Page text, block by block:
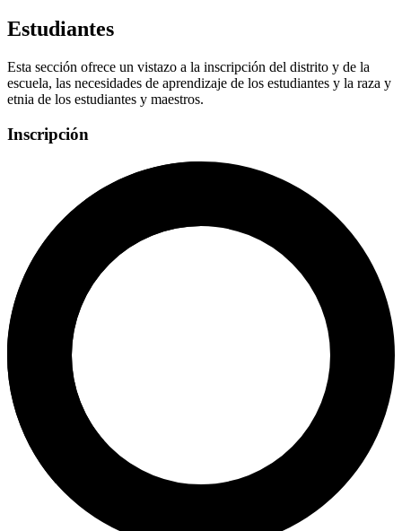
Estudiantes
Esta sección ofrece un vistazo a la inscripción del distrito y de la
escuela, las necesidades de aprendizaje de los estudiantes y la raza y
etnia de los estudiantes y maestros.
Inscripción